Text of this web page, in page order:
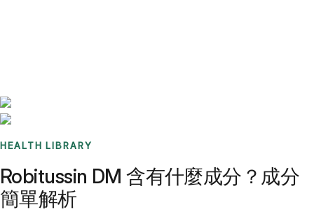
HEALTH LIBRARY
Robitussin DM 含有什麼成分？成分
簡單解析